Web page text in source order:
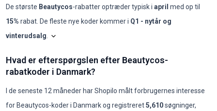
De største Beautycos-rabatter optræder typisk i april med op til
15% rabat. De fleste nye koder kommer i Q1 - nytår og
vinterudsalg
Måned Nye koderMaks. rabatMin. rabatKoder ≥50%Koder ≥70%
2025-080 -
2025-100 - - 0 0
-
2025-120 - - 0 0
Hvad er efterspørgslen efter Beautycos-
rabatkoder i Danmark?
I de seneste 12 måneder har Shopilo målt forbrugernes interesse
for Beautycos-koder i Danmarkog registreret5,610søgninger,